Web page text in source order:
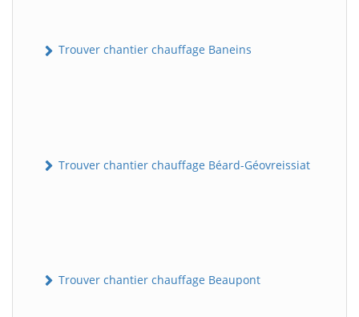
Trouver chantier chauffage Baneins
Trouver chantier chauffage Béard-Géovreissiat
Trouver chantier chauffage Beaupont